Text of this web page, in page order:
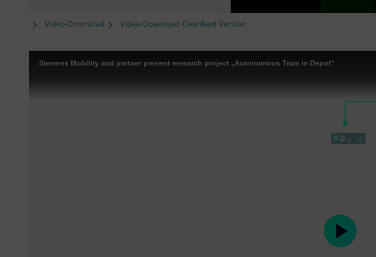
Video-Download Video-Download Cleanfeed Version
Siemens Mobility and partner present research project „Autonomous Tram in Depot”